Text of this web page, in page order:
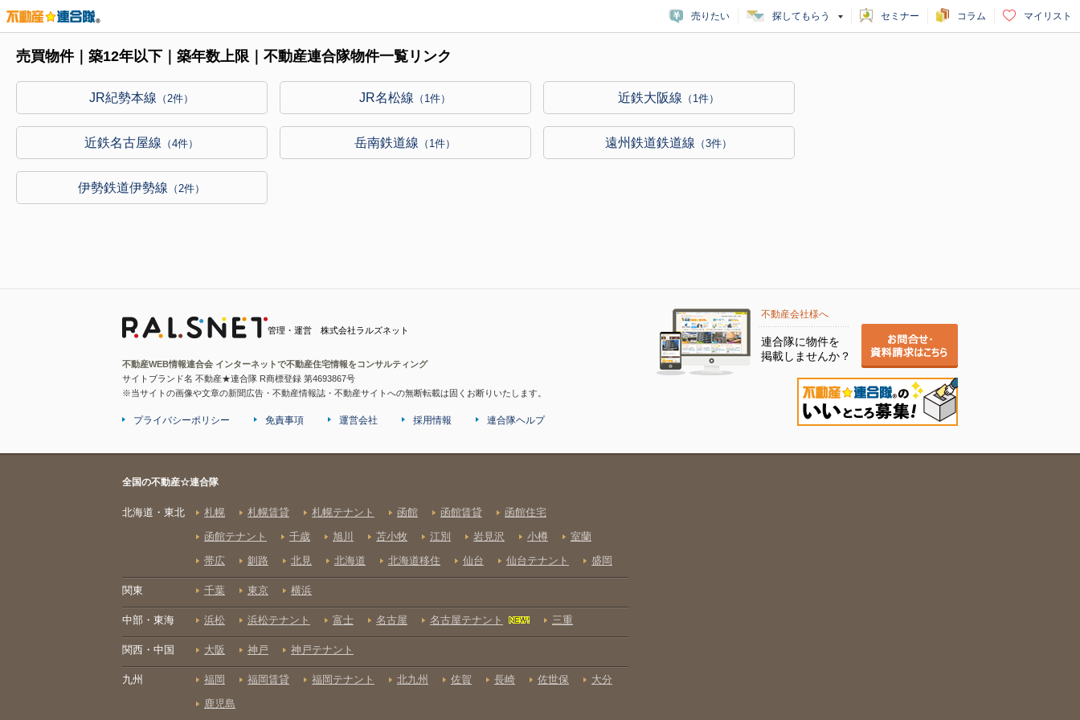
売りたい 探してもらう セミナー コラム マイリスト
売買物件｜築12年以下｜築年数上限｜不動産連合隊物件一覧リンク
JR紀勢本線 （2件） JR名松線 （1件） 近鉄大阪線 （1件）
近鉄名古屋線 （4件） 岳南鉄道線 （1件） 遠州鉄道鉄道線 （3件）
伊勢鉄道伊勢線 （2件）
管理・運営 株式会社ラルズネット
不動産WEB情報連合会 インターネットで不動産住宅情報をコンサルティング
サイトブランド名 不動産★連合隊 R商標登録 第4693867号
※当サイトの画像や文章の新聞広告・不動産情報誌・不動産サイトへの無断転載は固くお断りいたします。
不動産会社様へ
連合隊に物件を
掲載しませんか？
プライバシーポリシー 免責事項 運営会社 採用情報 連合隊ヘルプ